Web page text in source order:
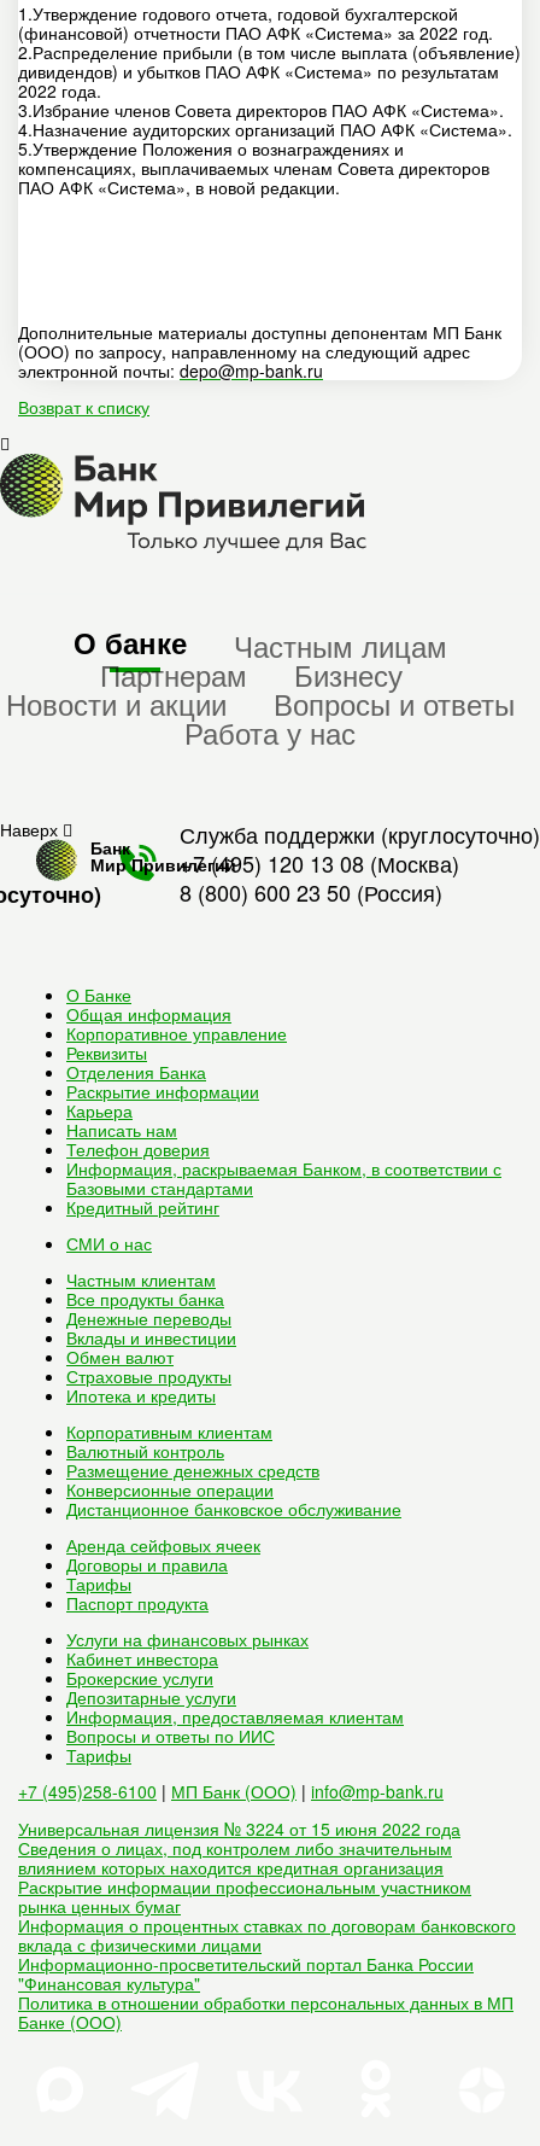
1.Утверждение годового отчета, годовой бухгалтерской
(финансовой) отчетности ПАО АФК «Система» за 2022 год.
2.Распределение прибыли (в том числе выплата (объявление)
дивидендов) и убытков ПАО АФК «Система» по результатам
2022 года.
3.Избрание членов Совета директоров ПАО АФК «Система».
4.Назначение аудиторских организаций ПАО АФК «Система».
5.Утверждение Положения о вознаграждениях и
компенсациях, выплачиваемых членам Совета директоров
ПАО АФК «Система», в новой редакции.
Дополнительные материалы доступны депонентам МП Банк
(ООО) по запросу, направленному на следующий адрес
электронной почты: depo@mp-bank.ru
Возврат к списку
О банке Частным лицам
Партнерам Бизнесу
Новости и акции Вопросы и ответы
Работа у нас
Служба поддержки (круглосуточно)
+7 (495) 120 13 08 (Москва)
8 (800) 600 23 50 (Россия)
Наверх
Банк
Мир Привилегий
О Банке
Общая информация
Корпоративное управление
Реквизиты
Отделения Банка
Раскрытие информации
Карьера
Написать нам
Телефон доверия
Информация, раскрываемая Банком, в соответствии с
Базовыми стандартами
Кредитный рейтинг
СМИ о нас
Частным клиентам
Все продукты банка
Денежные переводы
Вклады и инвестиции
Обмен валют
Страховые продукты
Ипотека и кредиты
Корпоративным клиентам
Валютный контроль
Размещение денежных средств
Конверсионные операции
Дистанционное банковское обслуживание
Аренда сейфовых ячеек
Договоры и правила
Тарифы
Паспорт продукта
Услуги на финансовых рынках
Кабинет инвестора
Брокерские услуги
Депозитарные услуги
Информация, предоставляемая клиентам
Вопросы и ответы по ИИС
Тарифы
+7 (495)258-6100 | МП Банк (ООО) | info@mp-bank.ru
Универсальная лицензия № 3224 от 15 июня 2022 года
Сведения о лицах, под контролем либо значительным
влиянием которых находится кредитная организация
Раскрытие информации профессиональным участником
рынка ценных бумаг
Информация о процентных ставках по договорам банковского
вклада с физическими лицами
Информационно-просветительский портал Банка России
"Финансовая культура"
Политика в отношении обработки персональных данных в МП
Банке (ООО)